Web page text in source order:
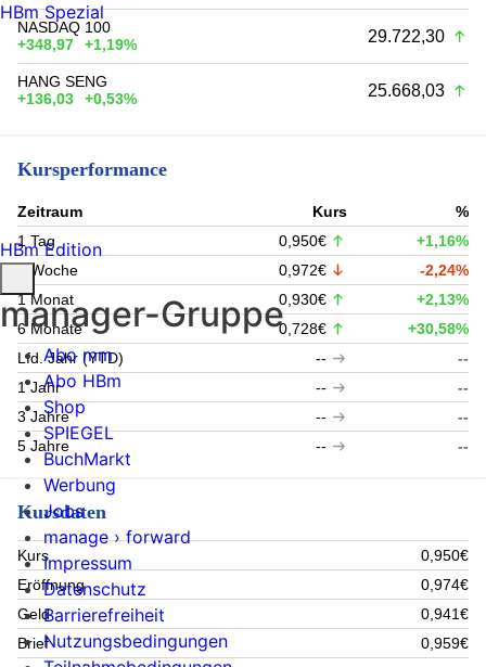
NASDAQ 100
+348,97
+1,19% 29.722,30
HANG SENG
+136,03
+0,53% 25.668,03
Kursperformance
Zeitraum Kurs
%
1 Tag
0,950€
+1,16%
1 Woche
0,972€
-2,24%
1 Monat
0,930€
+2,13%
6 Monate
0,728€
+30,58%
Lfd. Jahr (YTD)
--
--
1 Jahr
--
--
3 Jahre
--
--
5 Jahre
-- --
Kursdaten
Kurs
0,950€
Eröffnung
0,974€
Geld
0,941€
Brief
0,959€
HBm Spezial
HBm Edition
manager-Gruppe
Abo mm
Abo HBm
Shop
SPIEGEL
BuchMarkt
Werbung
Jobs
manage › forward
Impressum
Datenschutz
Barrierefreiheit
Nutzungsbedingungen